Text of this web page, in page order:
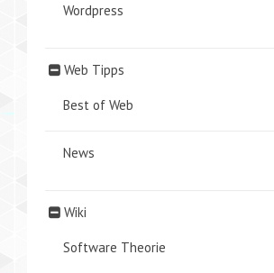
Wordpress
Web Tipps
Best of Web
News
Wiki
Software Theorie